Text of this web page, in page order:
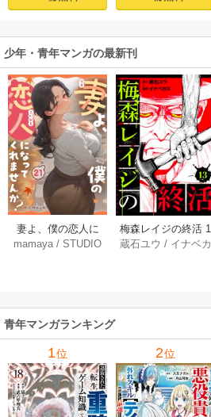
んはあらゆる種族
ミック） 1巻
少年・青年マンガの最新刊
妻よ、僕の恋人に
なってくれません
mamaya /STUDIO
梅森レイジの終活 1
3巻
蔵石ユウ / イナベカ
青年マンガランキング
1位 2位